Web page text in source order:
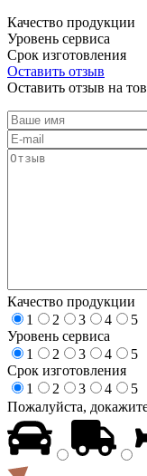
Качество продукции
Уровень сервиса
Срок изготовления
Оставить отзыв
Оставить отзыв на
Качество продукции
1
2 3 4
5
Уровень сервиса
1
2 3 4
5
Срок изготовления
1
2 3 4
5
Пожалуйста,